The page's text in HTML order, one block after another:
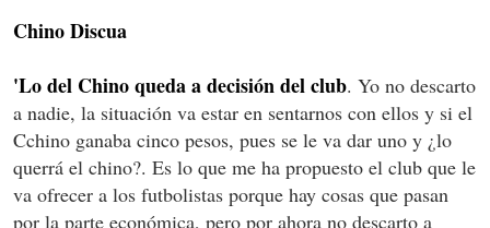
Chino Discua
'Lo del Chino queda a decisión del club. Yo no descarto
a nadie, la situación va estar en sentarnos con ellos y si el
Cchino ganaba cinco pesos, pues se le va dar uno y ¿lo
querrá el chino?. Es lo que me ha propuesto el club que le
va ofrecer a los futbolistas porque hay cosas que pasan
por la parte económica, pero por ahora no descarto a